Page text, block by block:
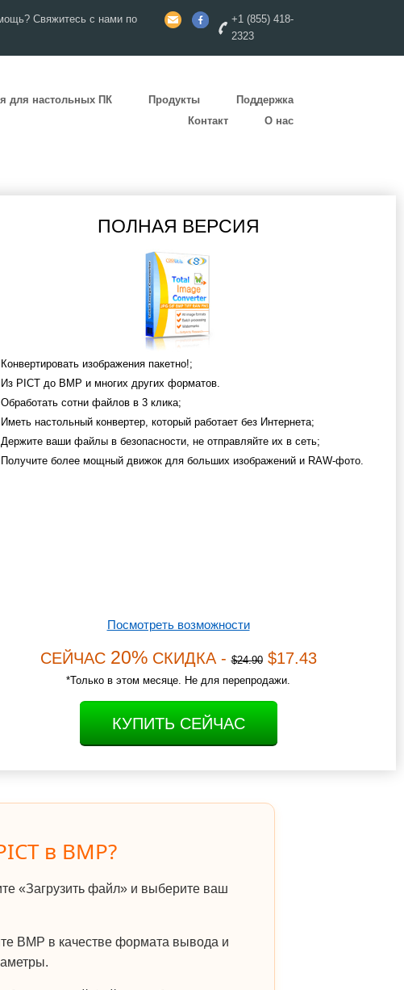
Свяжитесь с нами по
+1 (855) 418-
2323
для настольных ПК Продукты
Поддержка
Контакт
О нас
ПОЛНАЯ ВЕРСИЯ
Конвертировать изображения пакетно!;
Из PICT до BMP и многих других форматов.
Обработать сотни файлов в 3 клика;
Иметь настольный конвертер, который работает без Интернета;
Держите ваши файлы в безопасности, не отправляйте их в сеть;
Получите более мощный движок для больших изображений и RAW-фото.
Посмотреть возможности
СЕЙЧАС 20%СКИДКА -$24.90$17.43
*Только в этом месяце. Не для перепродажи.
КУПИТЬ СЕЙЧАС
в BMP?
«Загрузить файл» и выберите ваш
BMP в качестве формата вывода и